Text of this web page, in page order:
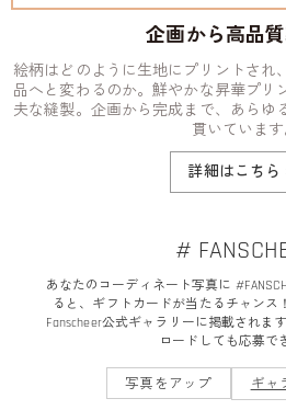
企画から高品
絵柄はどのように生地にプリントされ
品へと変わるのか。鮮やかな昇華プリ
夫な縫製。企画から完成まで、あらゆ
貫いています
詳細はこちら
#
あなたのコーディネート写真に
ると、ギフトカードが当たるチャンス
Fanscheer公式ギャラリーに掲載されま
ロードしても応募で
写真をアップ ギャ